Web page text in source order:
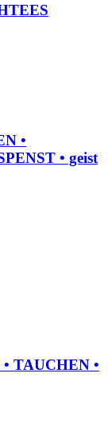
•
• geist
TAUCHEN •